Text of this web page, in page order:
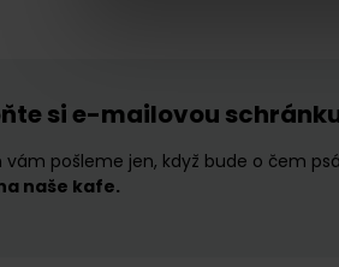
si e-mailovou
vám pošleme jen, když bude o čem
naše kafe.